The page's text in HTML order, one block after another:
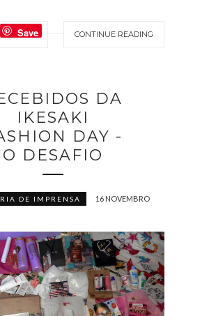
CONTINUE READING
Save
DA
IKESAKI
DAY -
O DESAFIO
DE IMPRENSA 16 NOVEMBRO